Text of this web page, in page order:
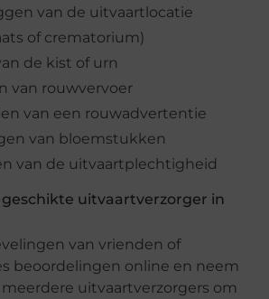
van de uitvaartlocatie
of crematorium)
de kist of urn
van rouwvervoer
van een rouwadvertentie
van bloemstukken
van de uitvaartplechtigheid
geschikte uitvaartverzorger in
van vrienden of
beoordelingen online en neem
uitvaartverzorgers om